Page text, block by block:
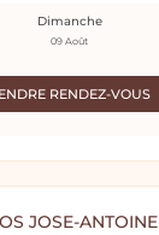
RENDEZ-VOUS
Dimanche
09 Août
JOSE-ANTOINE